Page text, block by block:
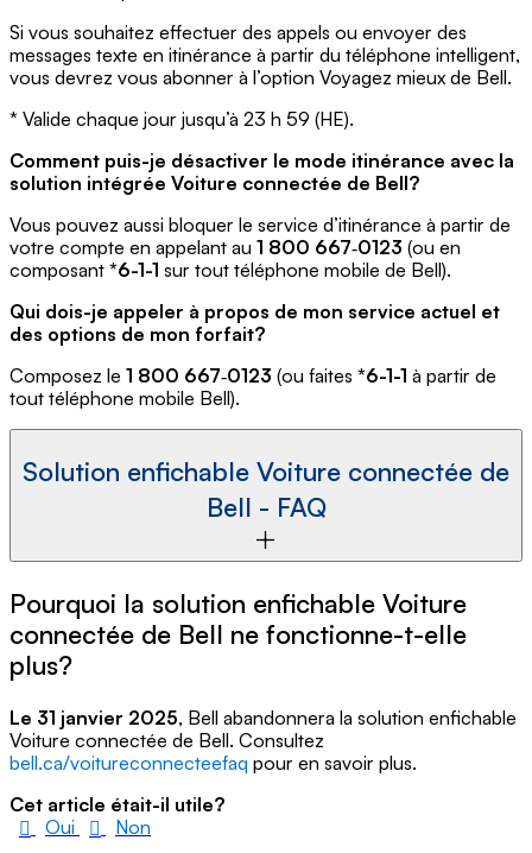
Si vous souhaitez effectuer des appels ou envoyer des
messages texte en itinérance à partir du téléphone intelligent,
vous devrez vous abonner à l’option Voyagez mieux de Bell.
* Valide chaque jour jusqu’à 23 h 59 (HE).
Comment puis-je désactiver le mode itinérance avec la
solution intégrée Voiture connectée de Bell?
Vous pouvez aussi bloquer le service d’itinérance à partir de
votre compte en appelant au 1 800 667‑0123 (ou en
composant *6-1-1 sur tout téléphone mobile de Bell).
Qui dois-je appeler à propos de mon service actuel et
des options de mon forfait?
Composez le 1 800 667‑0123 (ou faites *6-1-1 à partir de
tout téléphone mobile Bell).
Solution enfichable Voiture connectée de
Bell - FAQ
Pourquoi la solution enfichable Voiture
connectée de Bell ne fonctionne-t-elle
plus?
Le 31 janvier 2025, Bell abandonnera la solution enfichable
Voiture connectée de Bell. Consultez
bell.ca/voitureconnecteefaq pour en savoir plus.
Cet article était-il utile?
Oui
Non